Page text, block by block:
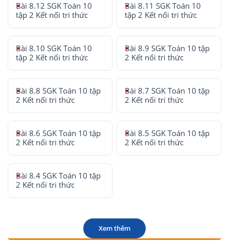
Bài 8.12 SGK Toán 10
tập 2 Kết nối tri thức
Bài 8.11 SGK Toán 10
tập 2 Kết nối tri thức
Bài 8.10 SGK Toán 10
tập 2 Kết nối tri thức
Bài 8.9 SGK Toán 10 tập
2 Kết nối tri thức
Bài 8.8 SGK Toán 10 tập
2 Kết nối tri thức
Bài 8.7 SGK Toán 10 tập
2 Kết nối tri thức
Bài 8.6 SGK Toán 10 tập
2 Kết nối tri thức
Bài 8.5 SGK Toán 10 tập
2 Kết nối tri thức
Bài 8.4 SGK Toán 10 tập
2 Kết nối tri thức
Xem thêm